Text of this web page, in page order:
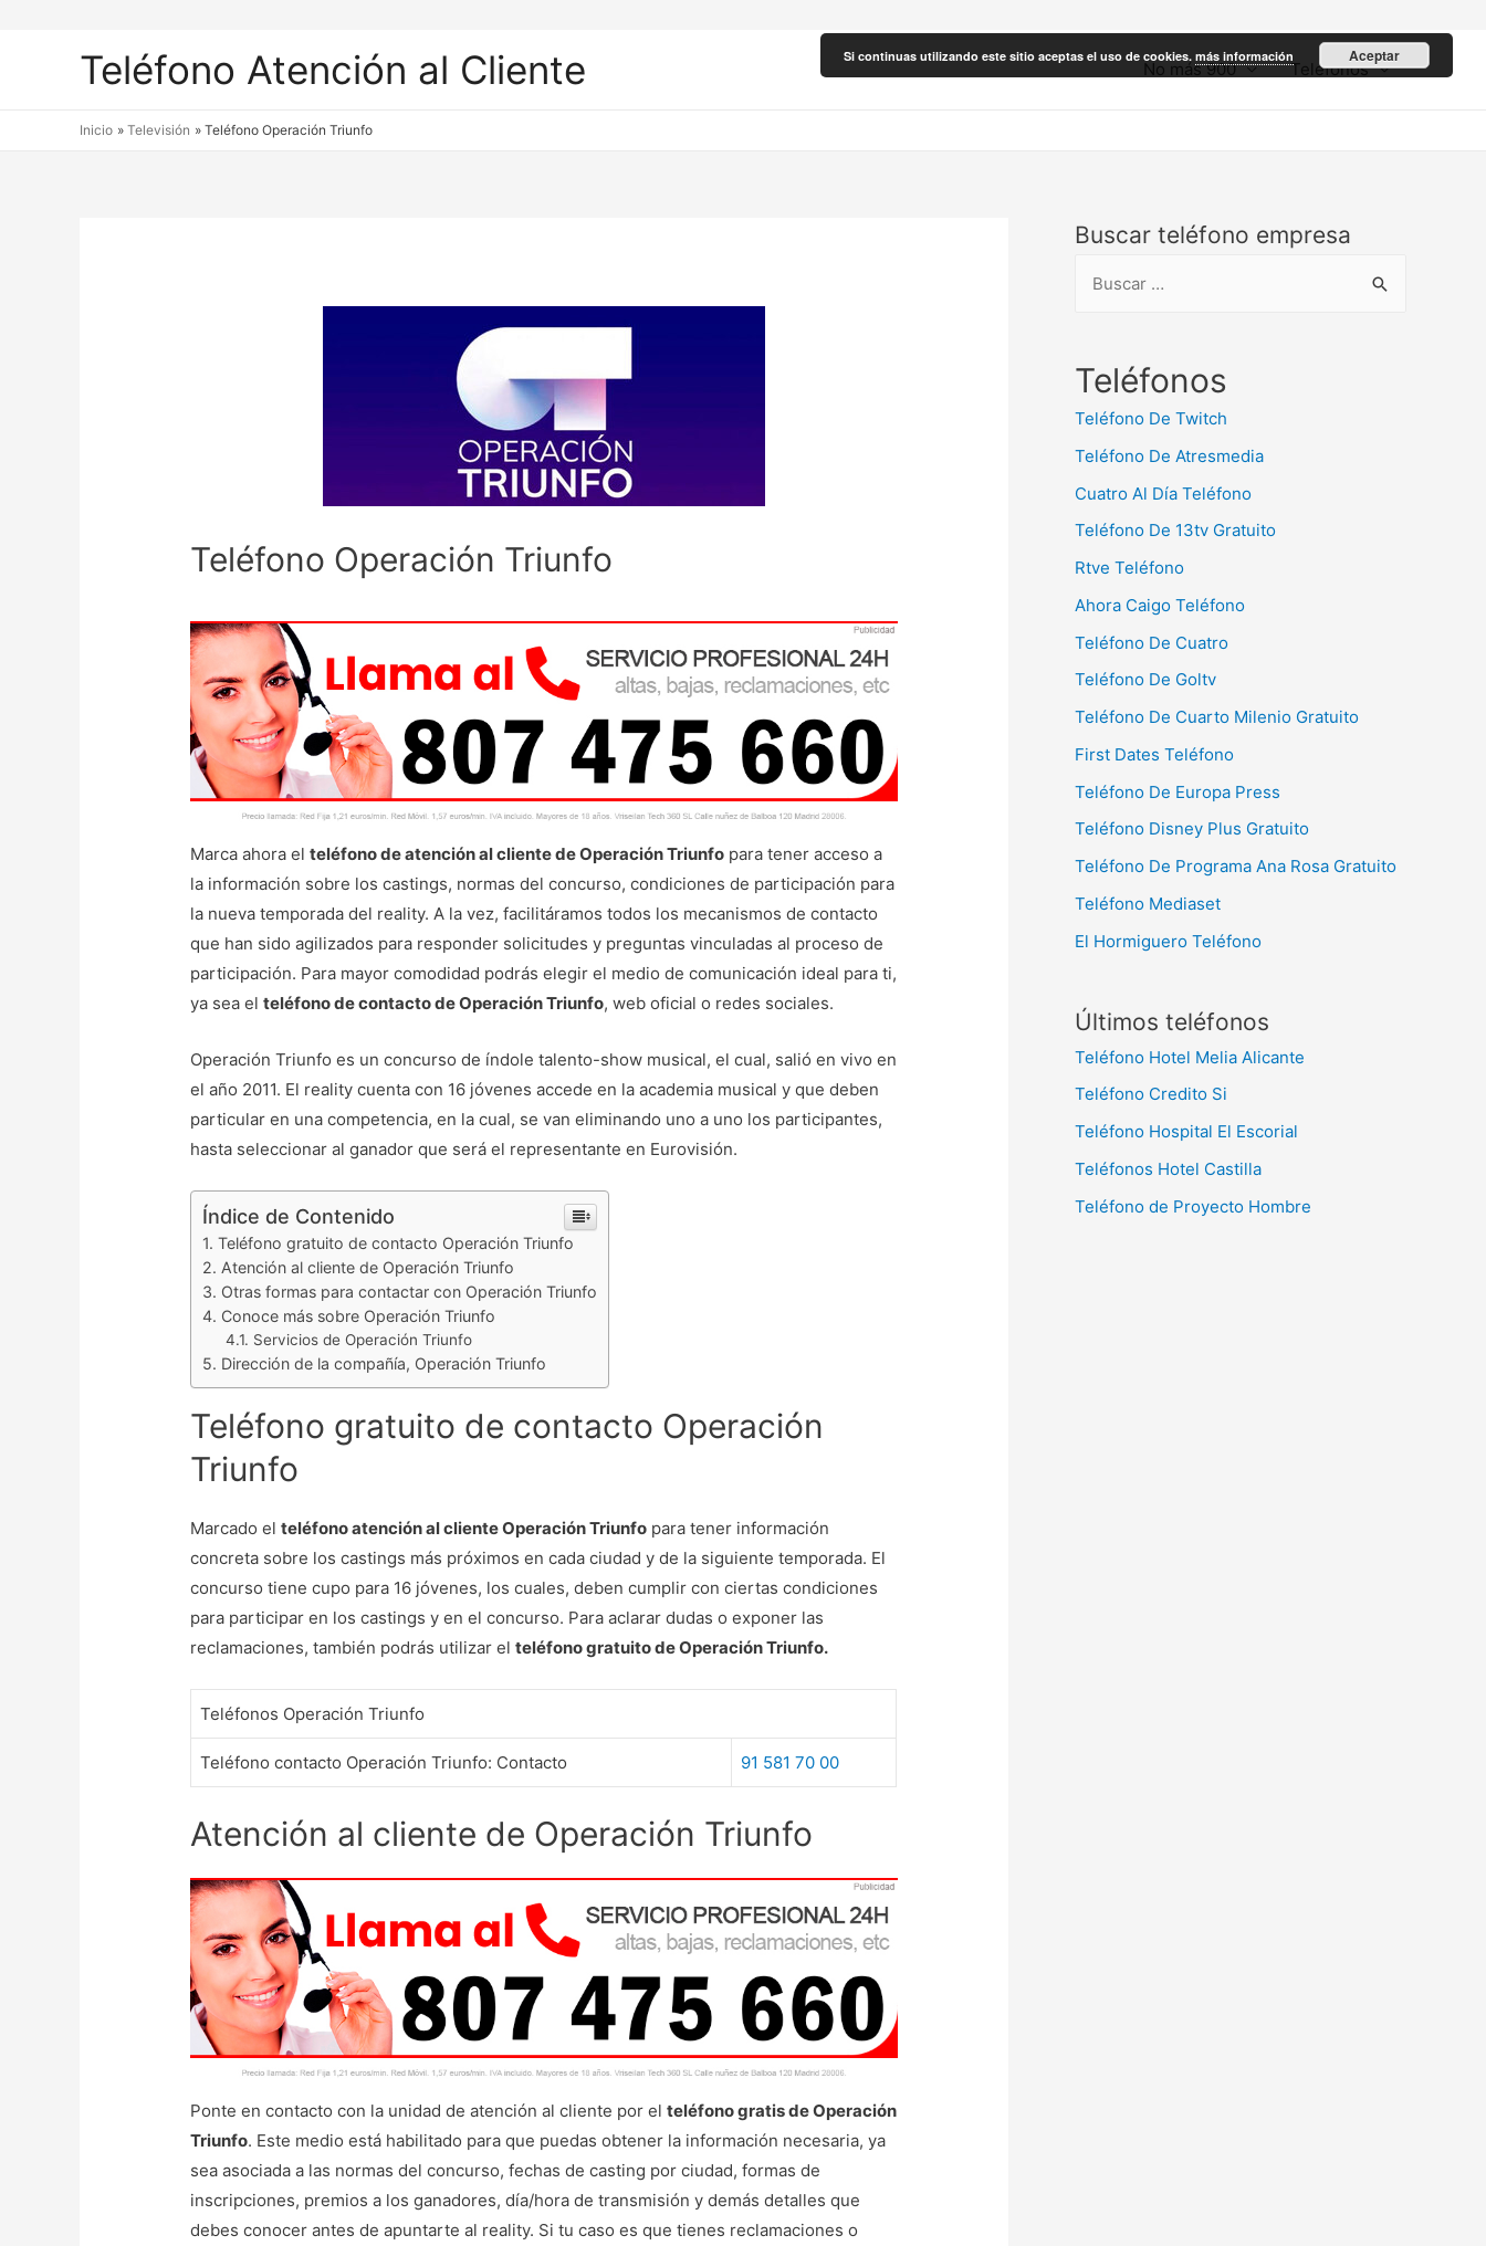
Teléfono Atención al Cliente No más 900 Teléfonos
Inicio Televisión Teléfono Operación Triunfo
Teléfono Operación Triunfo
Marca ahora elteléfono de atención al cliente de Operación Triunfo para tener acceso a
la información sobre los castings, normas del concurso, condiciones de participación para
la nueva temporada del reality. A la vez, facilitáramos todos los mecanismos de contacto
que han sido agilizados para responder solicitudes y preguntas vinculadas al proceso de
participación. Para mayor comodidad podrás elegir el medio de comunicación ideal para ti,
ya sea elteléfono de contacto de Operación Triunfo, web oficial o redes sociales.
Operación Triunfo es un concurso de índole talento-show musical, el cual, salió en vivo en
el año 2011. El reality cuenta con 16 jóvenes accede en la academia musical y que deben
particular en una competencia, en la cual, se van eliminando uno a uno los participantes,
hasta seleccionar al ganador que será el representante en Eurovisión.
Índice de Contenido
Teléfono gratuito de contacto Operación Triunfo
Atención al cliente de Operación Triunfo
Otras formas para contactar con Operación Triunfo
Conoce más sobre Operación Triunfo
Servicios de Operación Triunfo
Dirección de la compañía, Operación Triunfo
Teléfono gratuito de contacto Operación
Triunfo
Marcado elteléfono atención al cliente Operación Triunfo para tener información
concreta sobre los castings más próximos en cada ciudad y de la siguiente temporada. El
concurso tiene cupo para 16 jóvenes, los cuales, deben cumplir con ciertas condiciones
para participar en los castings y en el concurso. Para aclarar dudas o exponer las
reclamaciones, también podrás utilizar elteléfono gratuito de Operación Triunfo.
Teléfonos Operación Triunfo
Teléfono contacto Operación Triunfo: Contacto 91 581 70 00
Atención al cliente de Operación Triunfo
Ponte en contacto con la unidad de atención al cliente por elteléfono gratis de Operación
Triunfo. Este medio está habilitado para que puedas obtener la información necesaria, ya
sea asociada a las normas del concurso, fechas de casting por ciudad, formas de
inscripciones, premios a los ganadores, día/hora de transmisión y demás detalles que
debes conocer antes de apuntarte al reality. Si tu caso es que tienes reclamaciones o
Buscar teléfono empresa
c
Teléfonos
Teléfono De Twitch
Teléfono De Atresmedia
Cuatro Al Día Teléfono
Teléfono De 13tv Gratuito
Rtve Teléfono
Ahora Caigo Teléfono
Teléfono De Cuatro
Teléfono De Goltv
Teléfono De Cuarto Milenio Gratuito
First Dates Teléfono
Teléfono De Europa Press
Teléfono Disney Plus Gratuito
Teléfono De Programa Ana Rosa Gratuito
Teléfono Mediaset
El Hormiguero Teléfono
Últimos teléfonos
Teléfono Hotel Melia Alicante
Teléfono Credito Si
Teléfono Hospital El Escorial
Teléfonos Hotel Castilla
Teléfono de Proyecto Hombre
Si continuas utilizando este sitio aceptas el uso de cookies. más información Aceptar